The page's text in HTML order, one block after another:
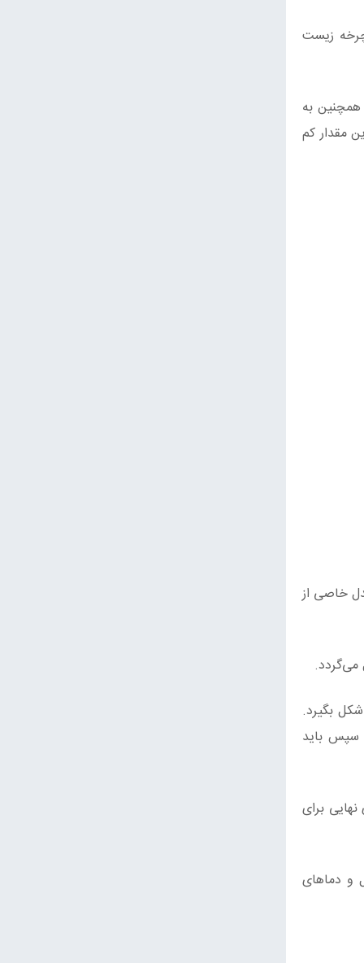
زیست
همچنین به
مقدار کم
خاصی از
می‌گردد.
که تا 4 روز طول می‌کشد که شکل بگیرد.
دهد. سپس باید
برای
و دماهای